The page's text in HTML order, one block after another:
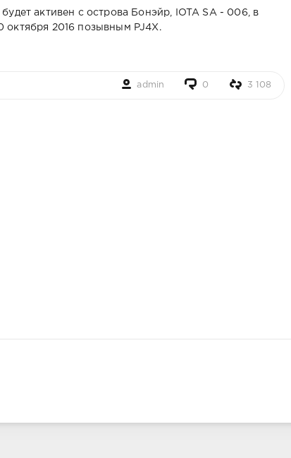
будет активен с острова Бонэйр, IOTA SA - 006, в
октября 2016 позывным PJ4X.
admin 0 3 108